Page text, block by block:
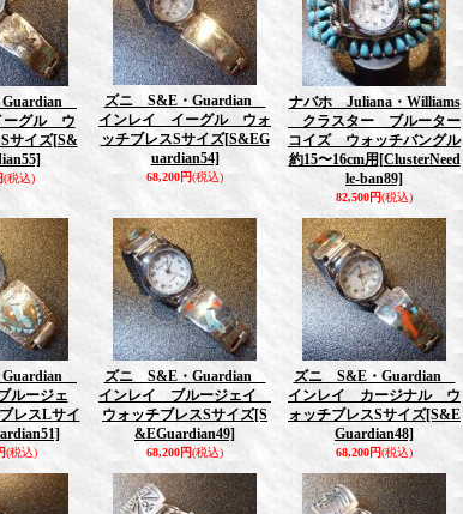
ーグル ウ
サイズ[S&
(税込)
ズニ S&E・Guardian
インレイ イーグル ウォ
ッチブレスSサイズ[S&EG
uardian54]
68,200円(税込)
ナバホ Juliana・Williams
クラスター ブルーター
コイズ ウォッチバングル
約15〜16cm用 [ClusterNeed
le-ban89]
82,500円(税込)
ルージェ
レスLサイ
(税込)
ズニ S&E・Guardian
インレイ ブルージェイ
ウォッチブレスSサイズ[S
&EGuardian49]
68,200円(税込)
ズニ S&E・Guardian
インレイ カージナル ウ
ォッチブレスSサイズ[S&E
Guardian48]
68,200円(税込)